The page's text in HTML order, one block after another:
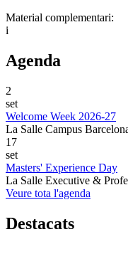
Material complementari:
i
Agenda
2
set
Welcome Week 2026-27
La Salle Campus
17
set
Masters' Experience Day
La Salle Executive &
Veure tota l'agenda
Destacats